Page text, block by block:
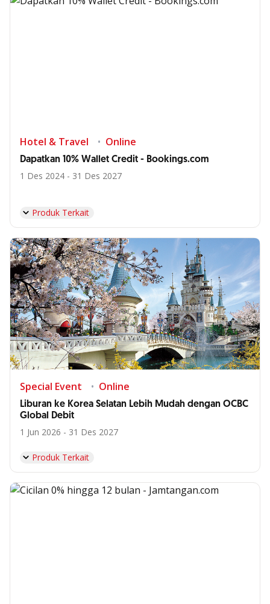
Hotel & Travel Online
Dapatkan 10% Wallet Credit - Bookings.com
1 Des 2024 - 31 Des 2027
Produk Terkait
Special Event Online
Liburan ke Korea Selatan Lebih Mudah dengan OCBC
Global Debit
1 Jun 2026 - 31 Des 2027
Produk Terkait